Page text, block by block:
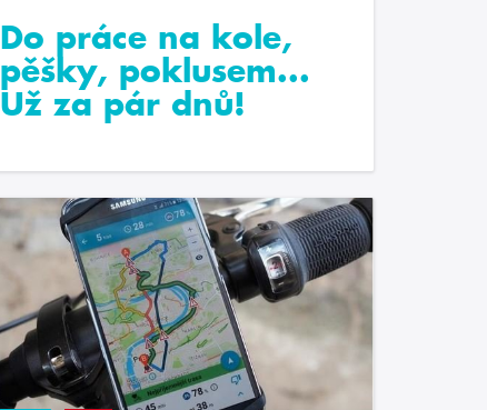
Do práce na kole,
pěšky, poklusem...
Už za pár dnů!